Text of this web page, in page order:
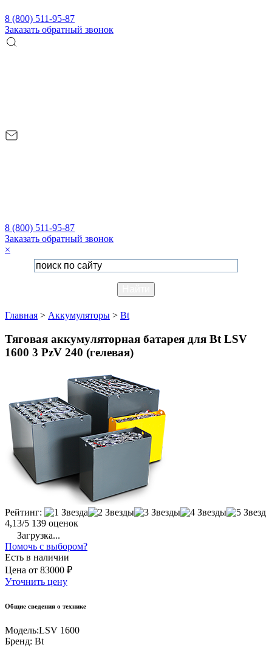
8 (800) 511-95-87
Заказать обратный звонок
8 (800) 511-95-87
Заказать обратный звонок
×
Главная > Аккумуляторы > Bt
Тяговая аккумуляторная батарея для Bt LSV
1600 3 PzV 240 (гелевая)
Рейтинг:
4,13/5 139 оценок
Загрузка...
Помочь с выбором?
Есть в наличии
Цена от 83000 ₽
Уточнить цену
Общие сведения о технике
Модель:LSV 1600
Бренд: Bt